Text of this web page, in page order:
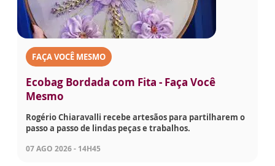
FAÇA VOCÊ MESMO
Ecobag Bordada com Fita - Faça Você
Mesmo
Rogério Chiaravalli recebe artesãos para partilharem o
passo a passo de lindas peças e trabalhos.
07 AGO 2026 - 14H45